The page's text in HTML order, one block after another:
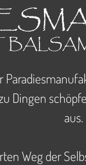
Dingen
aus.
Weg der